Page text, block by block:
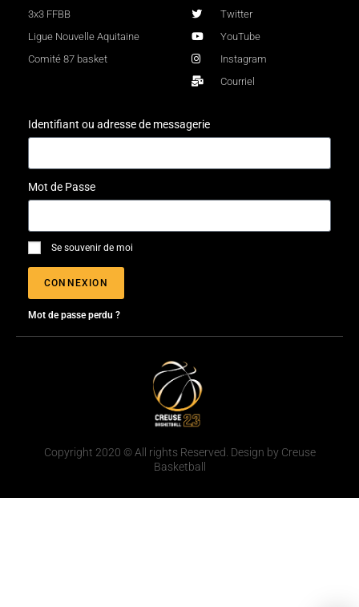
3x3 FFBB
Ligue Nouvelle Aquitaine
Comité 87 basket
Twitter
YouTube
Instagram
Courriel
Identifiant ou adresse de messagerie
Mot de Passe
Se souvenir de moi
CONNEXION
Mot de passe perdu ?
Copyright 2020 © All rights Reserved. Design by Creuse
Basketball